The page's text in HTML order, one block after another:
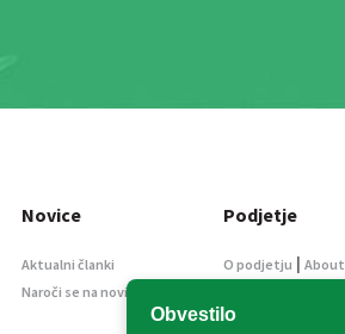
Obvestilo
Novice
Aktualni članki
Naroči se na novice
Podjetje
O podjetju | About
Informacije javnega